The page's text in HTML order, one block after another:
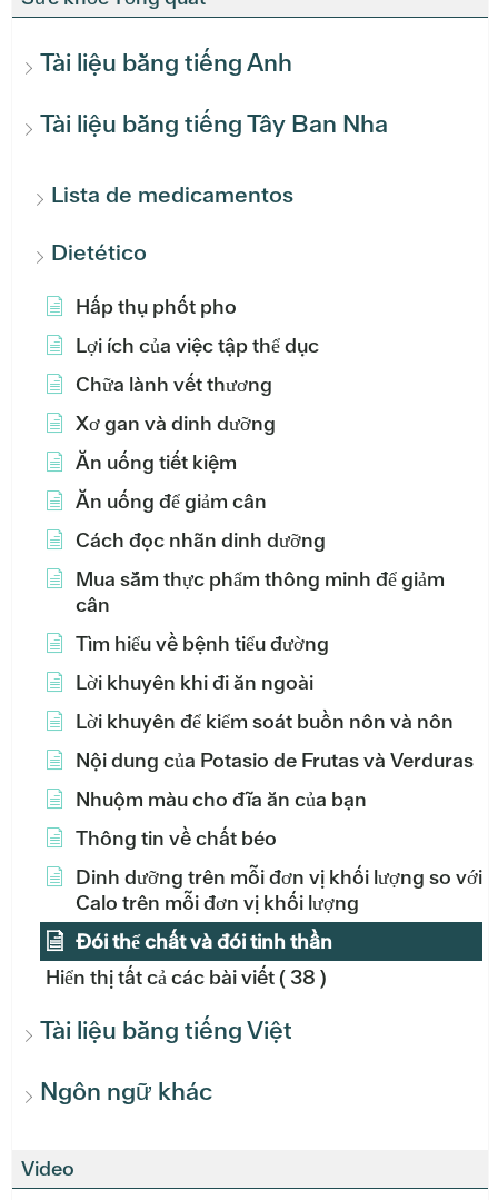
Tài liệu bằng tiếng Anh
Tài liệu bằng tiếng Tây Ban Nha
Lista de medicamentos
Dietético
Hấp thụ phốt pho
Lợi ích của việc tập thể dục
Chữa lành vết thương
Xơ gan và dinh dưỡng
Ăn uống tiết kiệm
Ăn uống để giảm cân
Cách đọc nhãn dinh dưỡng
Mua sắm thực phẩm thông minh để giảm
cân
Tìm hiểu về bệnh tiểu đường
Lời khuyên khi đi ăn ngoài
Lời khuyên để kiểm soát buồn nôn và nôn
Nội dung của Potasio de Frutas và Verduras
Nhuộm màu cho đĩa ăn của bạn
Thông tin về chất béo
Dinh dưỡng trên mỗi đơn vị khối lượng so với
Calo trên mỗi đơn vị khối lượng
Đói thể chất và đói tinh thần
Hiển thị tất cả các bài viết( 38 )
Tài liệu bằng tiếng Việt
Ngôn ngữ khác
Video